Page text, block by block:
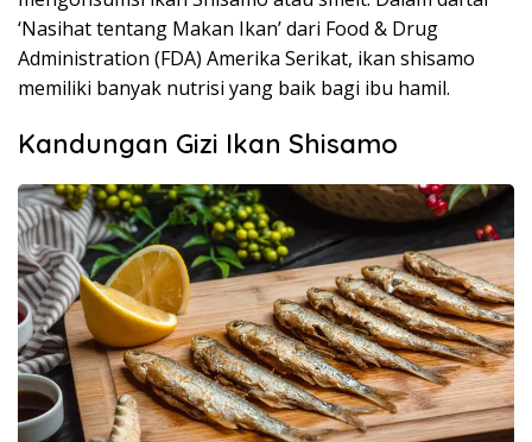
‘Nasihat tentang Makan Ikan’ dari Food & Drug
Administration (FDA) Amerika Serikat, ikan shisamo
memiliki banyak nutrisi yang baik bagi ibu hamil.
Kandungan Gizi Ikan Shisamo